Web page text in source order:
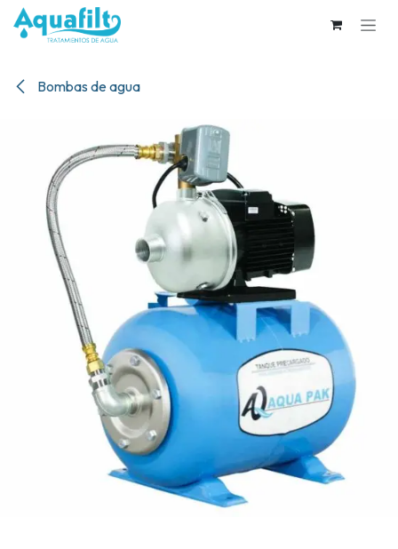
Ir al contenido
Bombas de agua